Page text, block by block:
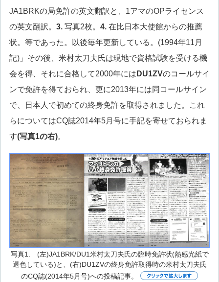
JA1BRKの局免許の英文翻訳と、1アマのOPライセンス
の英文翻訳。 3. 写真2枚。 4. 在比日本大使館からの推薦
状。等であった。以後毎年更新している。(1994年11月
記)」その後、米村太刀夫氏は現地で資格試験を受ける機
会を得、それに合格して2000年には DU1ZVのコールサイ
ンで免許を得ておられ、更に2013年には同コールサイン
で、日本人で初めての終身免許を取得されました。これ
らについてはCQ誌2014年5月号に手記を寄せておられま
す(写真1の右)。
写真1. (左)JA1BRK/DU1米村太刀夫氏の臨時免許状(熱感光紙で
退色している)と、(右)DU1ZVの終身免許取得時の米村太刀夫氏
のCQ誌(2014年5月号)への投稿記事。